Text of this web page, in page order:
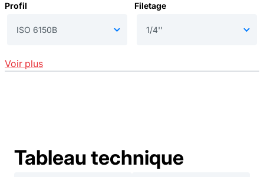
Voir plus
Profil Filetage
Tableau technique